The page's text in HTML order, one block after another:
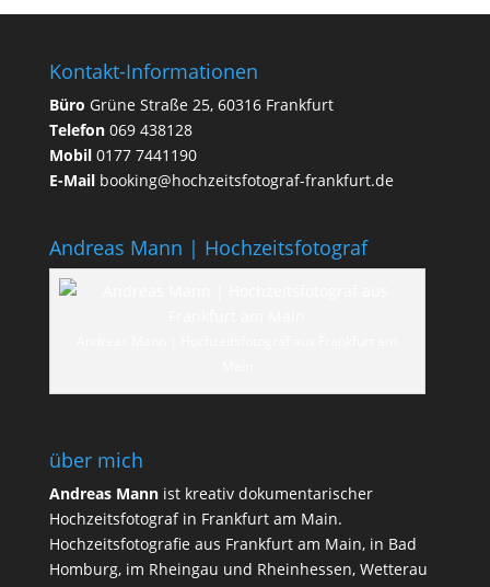
Kontakt-Informationen
Büro Grüne Straße 25, 60316 Frankfurt
Telefon069 438128
Mobil0177 7441190
E-Mail booking@hochzeitsfotograf-frankfurt.de
Andreas Mann | Hochzeitsfotograf
über mich
Andreas Mannist kreativ dokumentarischer
Hochzeitsfotograf in Frankfurt am Main.
Hochzeitsfotografie aus Frankfurt am Main, in Bad
Homburg, im Rheingau und Rheinhessen, Wetterau